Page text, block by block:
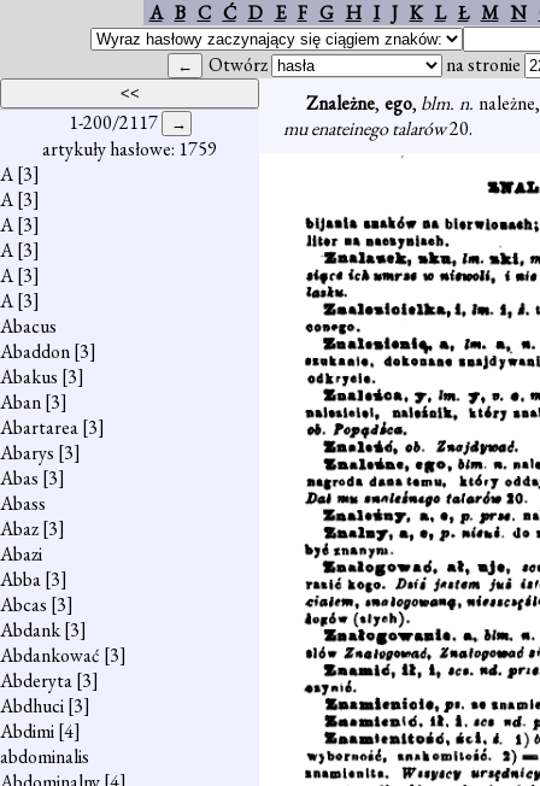
A B C Ć D E F G H I J K L Ł M N
Otwórz na stronie
1-200/2117
artykuły hasłowe: 1759
A[3]
A[3]
A[3]
A[3]
A[3]
A[3]
Abacus
Abaddon[3]
Abakus [3]
Aban[3]
Abartarea[3]
Abarys [3]
Abas [3]
Abass
Abaz[3]
Abazi
Abba[3]
Abcas [3]
Abdank[3]
Abdankować [3]
Abderyta[3]
Abdhuci[3]
Abdimi[4]
abdominalis
Znależne, ego, blm. n.
mu enateinego talarów20.